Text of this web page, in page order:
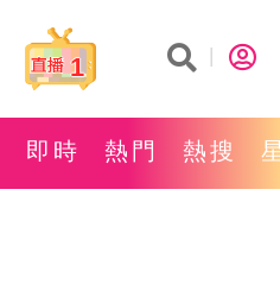
1
即時 熱門 熱搜